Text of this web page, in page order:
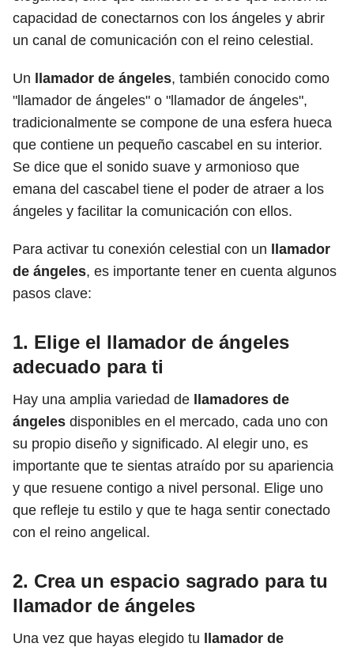
capacidad de conectarnos con los ángeles y abrir
un canal de comunicación con el reino celestial.
Un llamador de ángeles, también conocido como
"llamador de ángeles" o "llamador de ángeles",
tradicionalmente se compone de una esfera hueca
que contiene un pequeño cascabel en su interior.
Se dice que el sonido suave y armonioso que
emana del cascabel tiene el poder de atraer a los
ángeles y facilitar la comunicación con ellos.
Para activar tu conexión celestial con un
llamador
de ángeles, es importante tener en cuenta algunos
pasos clave:
1. Elige el llamador de ángeles
adecuado para ti
Hay una amplia variedad de
llamadores de
ángeles disponibles en el mercado, cada uno con
su propio diseño y significado. Al elegir uno, es
importante que te sientas atraído por su apariencia
y que resuene contigo a nivel personal. Elige uno
que refleje tu estilo y que te haga sentir conectado
con el reino angelical.
2. Crea un espacio sagrado para tu
llamador de ángeles
Una vez que hayas elegido tu
llamador de